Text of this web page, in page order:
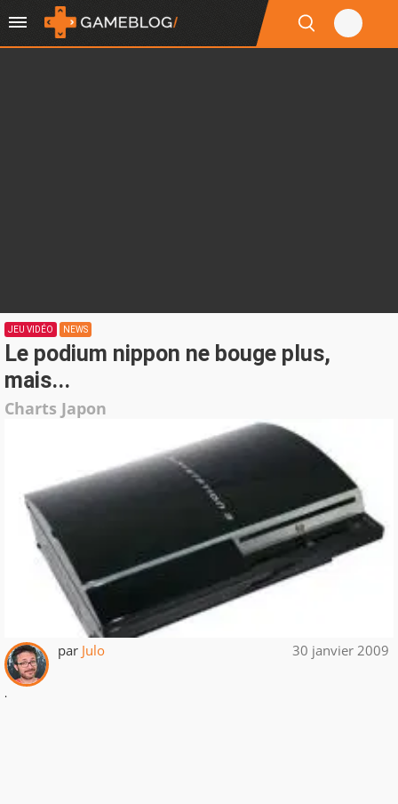
JEU VIDÉO NEWS
Le podium nippon ne bouge plus,
mais...
Charts Japon
par Julo 30 janvier 2009
.